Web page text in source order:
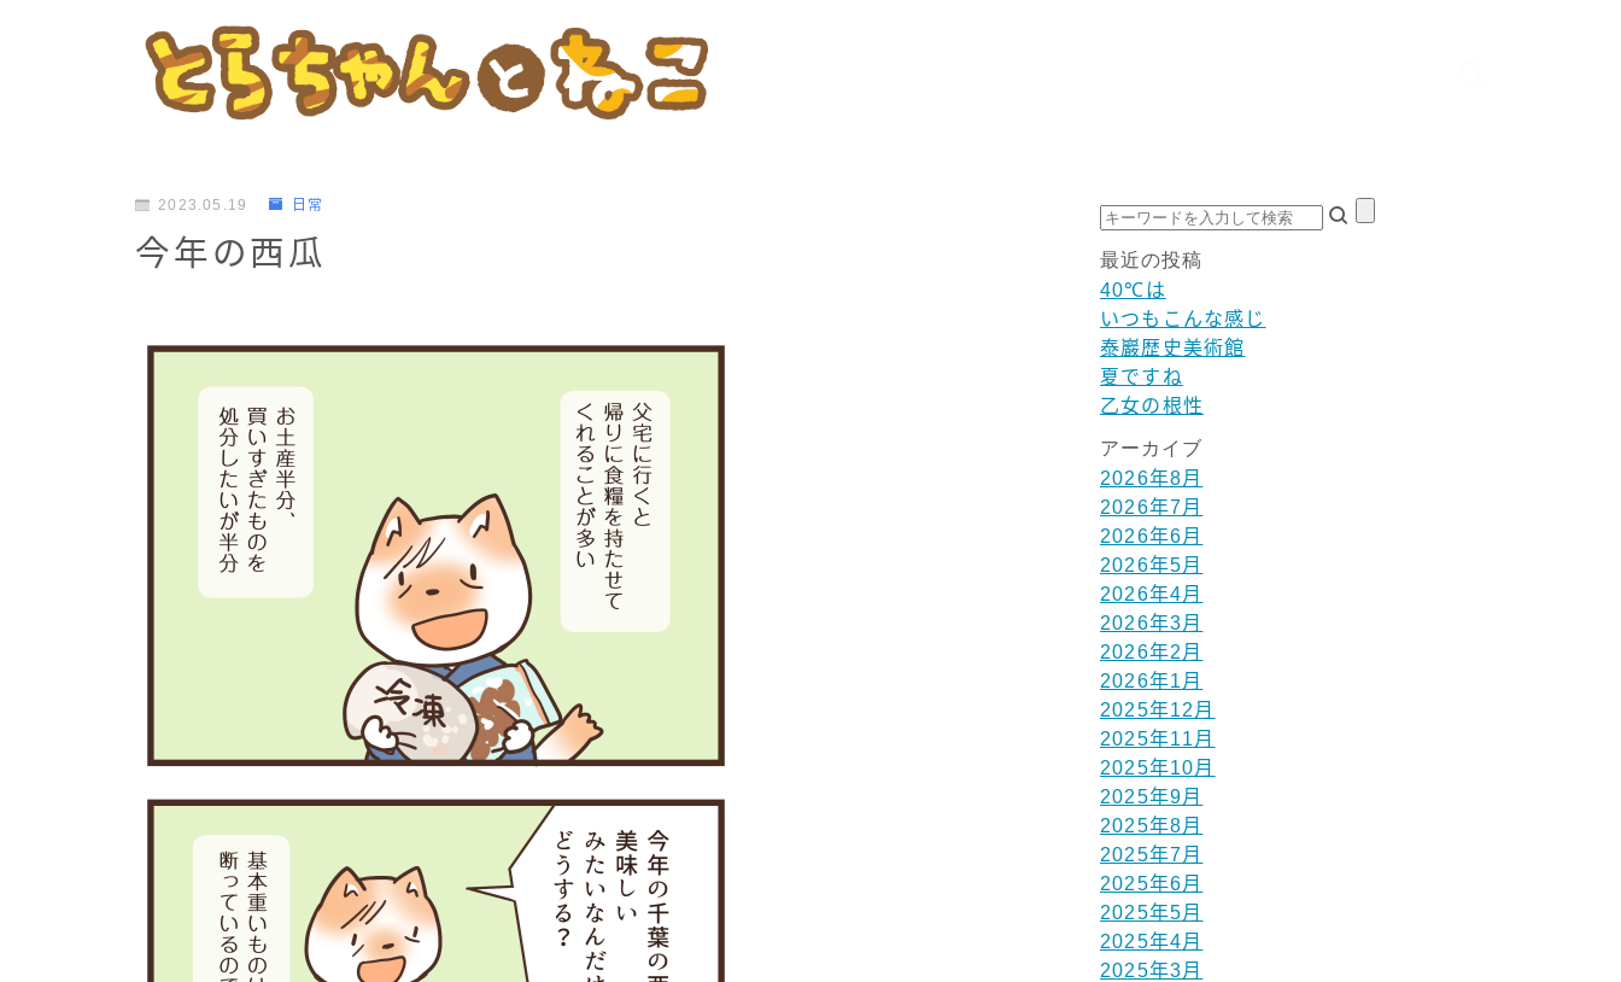
2023.05.19 日常
今年の西瓜 最近の投稿
40℃は
いつもこんな感じ
泰巖歴史美術館
夏ですね
乙女の根性
アーカイブ
2026年8月
2026年7月
2026年6月
2026年5月
2026年4月
2026年3月
2026年2月
2026年1月
2025年12月
2025年11月
2025年10月
2025年9月
2025年8月
2025年7月
2025年6月
2025年5月
2025年4月
2025年3月